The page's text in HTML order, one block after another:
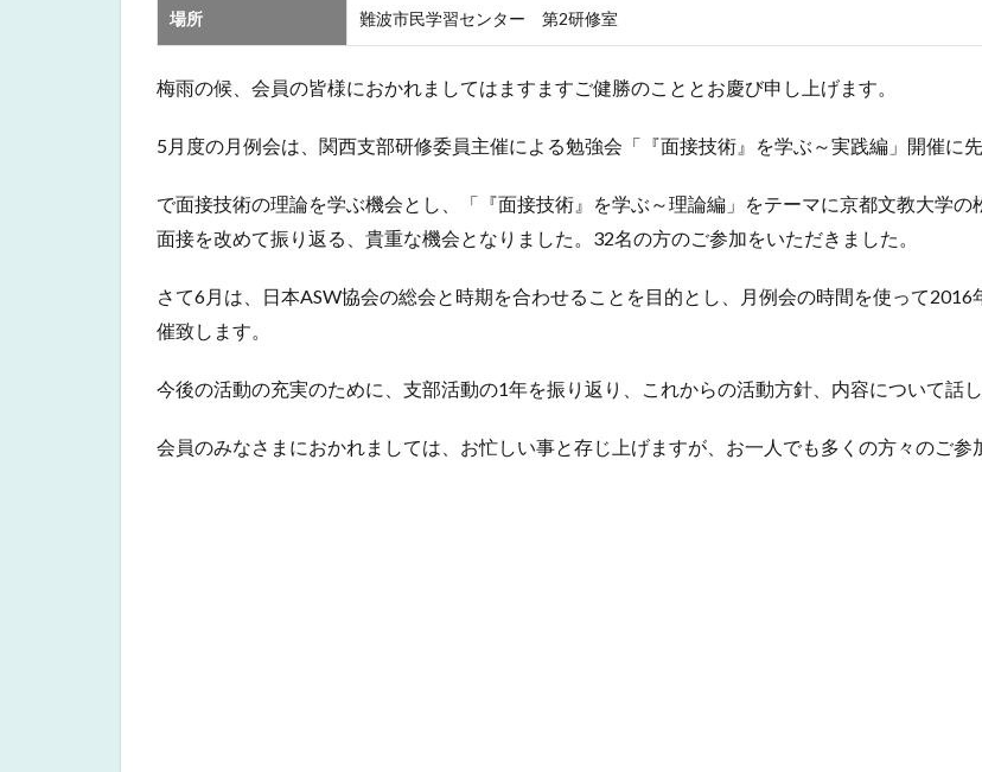
場所 難波市民学習センター 第2研修室
梅雨の候、会員の皆様におかれましてはますますご健勝のこととお慶び申し上げます。
5月度の月例会は、関西支部研修委員主催による勉強会「『面接技術』を学ぶ～実践編」開催に
で面接技術の理論を学ぶ機会とし、「『面接技術』を学ぶ～理論編」をテーマに京都文教大学
面接を改めて振り返る、貴重な機会となりました。32名の方のご参加をいただきました。
さて6月は、日本ASW協会の総会と時期を合わせることを目的とし、月例会の時間を使って
催致します。
今後の活動の充実のために、支部活動の1年を振り返り、これからの活動方針、内容について話
会員のみなさまにおかれましては、お忙しい事と存じ上げますが、お一人でも多くの方々のご参